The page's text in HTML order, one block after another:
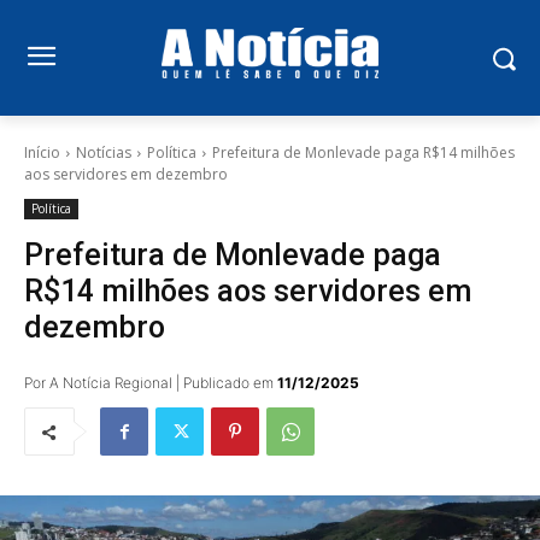
Início Notícias Política
Prefeitura de Monlevade paga R$14 milhões
aos servidores em dezembro
Política
Prefeitura de Monlevade paga
R$14 milhões aos servidores em
dezembro
Por A Notícia Regional | Publicado em 11/12/2025